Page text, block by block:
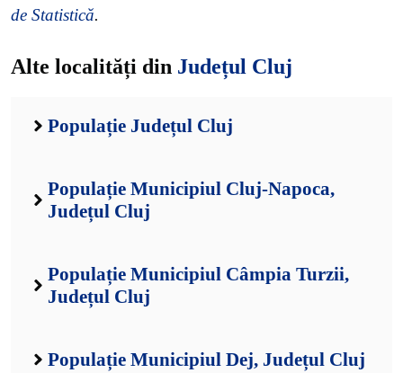
de Statistică.
Alte localități din Județul Cluj
Populație Județul Cluj
Populație Municipiul Cluj-Napoca,
Județul Cluj
Populație Municipiul Câmpia Turzii,
Județul Cluj
Populație Municipiul Dej, Județul Cluj